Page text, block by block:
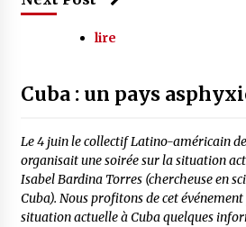
lire
Cuba : un pays
Le 4 juin le collectif Latino-américain
organisait une soirée sur la situation
Isabel Bardina Torres (chercheuse en
Cuba). Nous profitons de cet
situation actuelle à Cuba quelques